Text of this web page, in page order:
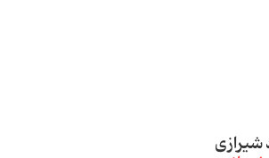
شیرازی